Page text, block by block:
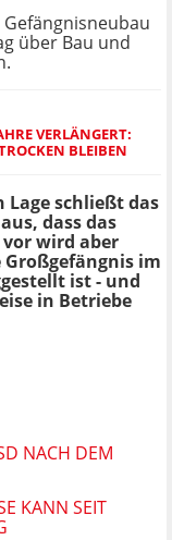
über Bau und
VERLÄNGERT:
BLEIBEN
Lage schließt das
dass das
wird aber
Großgefängnis im
ist - und
in Betriebe
NACH DEM
KANN SEIT